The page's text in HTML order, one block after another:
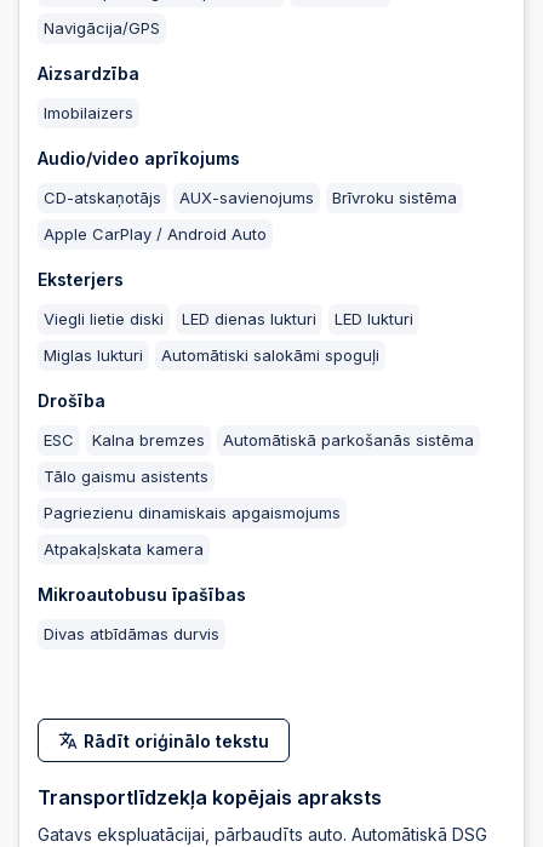
2025-10-10 20:02:05
2025-10-10 20:01:59
Navigācija/GPS
Aizsardzība
Imobilaizers
Audio/video aprīkojums
CD-atskaņotājs AUX-savienojums
Brīvroku sistēma
Apple CarPlay / Android Auto
Eksterjers
Viegli lietie diski LED dienas lukturi
LED lukturi
Miglas lukturi
Automātiski salokāmi spoguļi
Drošība
ESC Kalna bremzes
Automātiskā parkošanās sistēma
Tālo gaismu asistents
Pagriezienu dinamiskais apgaismojums
Atpakaļskata kamera
Mikroautobusu īpašības
Divas atbīdāmas durvis
Rādīt oriģinālo tekstu
Transportlīdzekļa kopējais apraksts
Gatavs ekspluatācijai, pārbaudīts auto. Automātiskā DSG